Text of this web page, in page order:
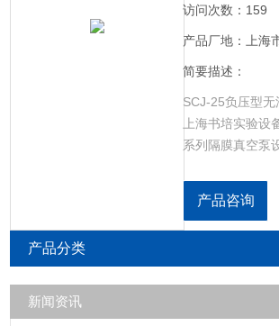
访问次数：159
产品厂地：上海
简要描述：
SCJ-25负压型
上海书培实验设
系列隔膜真空泵
小。活塞采用耐
封性能好，耐化
器配套使用，可
等多种实验设备
产品咨询
产品分类
新闻资讯